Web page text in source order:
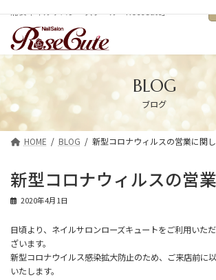
ン
ツ
キ
ッ
ビ
シ
に
移
浦安ネイルサロン・スクール「RoseCute」
BLOG
ブログ
HOME BLOG 新型コロナウィルスの営業に関
新型コロナウィルスの営
2020年4月1日
日頃より、ネイルサロンローズキュートをご利用いた
ざいます。
新型コロナウイルス感染拡大防止のため、ご来店前に
いたします。